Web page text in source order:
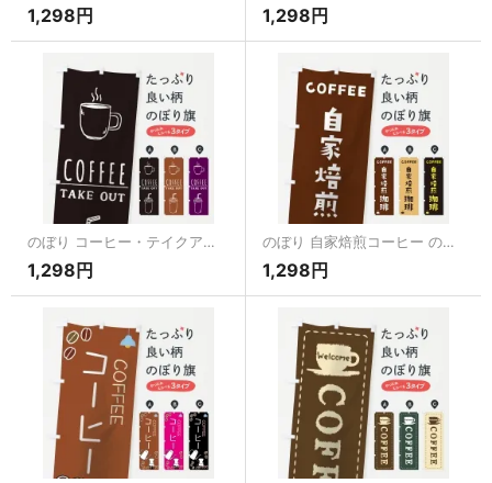
1,298円 1,298円
のぼり コーヒー・テイクアウト・Coffee・珈琲 のぼり旗
1,298円
のぼり 自家焙煎コーヒー のぼり旗
1,298円